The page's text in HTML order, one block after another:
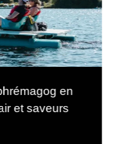
en
et saveurs